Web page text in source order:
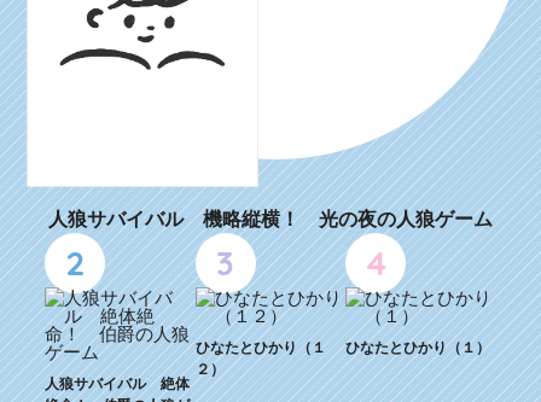
人狼サバイバル 機略縦横！ 光の夜の人狼ゲーム
2
人狼サバイバル 絶体
3
ひなたとひかり（１
２）
4
ひなたとひかり（１）